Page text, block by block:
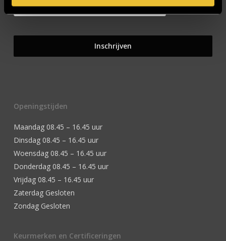
Openingstijden
Maandag 08.45 – 16.45 uur
Dinsdag 08.45 – 16.45 uur
Woensdag 08.45 – 16.45 uur
Donderdag 08.45 – 16.45 uur
Vrijdag 08.45 – 16.45 uur
Zaterdag Gesloten
Zondag Gesloten
Keurmerken en Certificeringen